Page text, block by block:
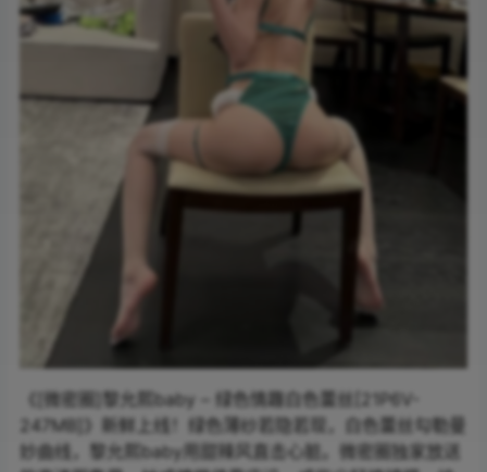
《[微密圈]黎允熙baby – 绿色情趣白色蕾丝[21P6V-
247MB]》新鲜上线！绿色薄纱若隐若现，白色蕾丝勾勒曼
妙曲线，黎允熙baby用甜辣风直击心脏。微密圈独家放送